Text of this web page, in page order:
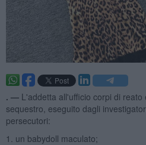
. — L'addetta all'ufficio corpi di
sequestro, eseguito dagli
persecutori:
1. un babydoll maculato;